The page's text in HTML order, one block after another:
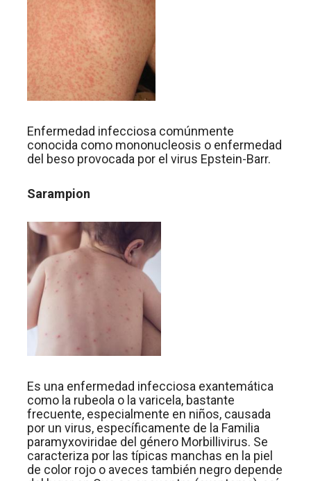
Enfermedad infecciosa comúnmente
conocida como mononucleosis o enfermedad
del beso provocada por el virus Epstein-Barr.
Sarampion
Es una enfermedad infecciosa exantemática
como la rubeola o la varicela, bastante
frecuente, especialmente en niños, causada
por un virus, específicamente de la Familia
paramyxoviridae del género Morbillivirus. Se
caracteriza por las típicas manchas en la piel
de color rojo o aveces también negro depende